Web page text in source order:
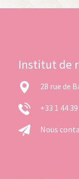
Institut de
28 rue de
+33 1 44
Nous